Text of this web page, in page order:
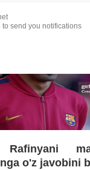
Rafinyani
o'z javobini
to send you notifications